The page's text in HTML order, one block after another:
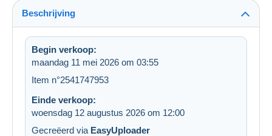
Beschrijving
Begin verkoop:
maandag 11 mei 2026 om 03:55
Item n°2541747953
Einde verkoop:
woensdag 12 augustus 2026 om 12:00
Gecreëerd via EasyUploader